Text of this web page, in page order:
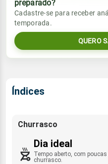
Rajada de vento
Sol
05:47h às 17:34h
Chuva
0.0mm
Rajada de vento
Sol
preparado?
Cadastre-se para receber
temporada.
QUERO
Índices
Churrasco
Dia ideal
Tempo aberto, com
churrasco.